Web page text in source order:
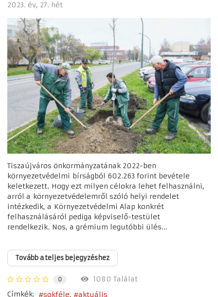
2023. év 27. hét
Tiszaújváros önkormányzatának 2022-ben
környezetvédelmi bírságból 602.263 forint bevétele
keletkezett. Hogy ezt milyen célokra lehet felhasználni,
arról a környezetvédelemről szóló helyi rendelet
intézkedik, a Környezetvédelmi Alap konkrét
felhasználásáról pediga képviselő-testület
rendelkezik. Nos, a grémium legutóbbi ülés...
Tovább a teljes bejegyzéshez
0
1080 Találat
Címkék:
sokféle aktuális